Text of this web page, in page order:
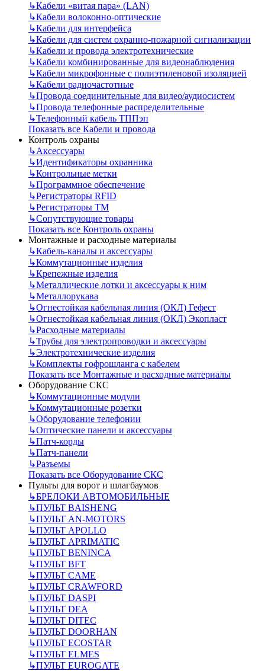
↳Кабели «витая пара» (LAN)
↳Кабели волоконно-оптические
↳Кабели для интерфейса
↳Кабели для систем охранно-пожарной сигнализации
↳Кабели и провода электротехнические
↳Кабели комбинированные для видеонаблюдения
↳Кабели микрофонные с полиэтиленовой изоляцией
↳Кабели радиочастотные
↳Провода соединительные для видео/аудиосистем
↳Провода телефонные распределительные
↳Телефонный кабель ТППэп
Показать все Кабели и провода
Контроль охраны
↳Аксессуары
↳Идентификаторы охранника
↳Контрольные метки
↳Программное обеспечение
↳Регистраторы RFID
↳Регистраторы ТМ
↳Сопутствующие товары
Показать все Контроль охраны
Монтажные и расходные материалы
↳Кабель-каналы и аксессуары
↳Коммутационные изделия
↳Крепежные изделия
↳Металлические лотки и аксессуары к ним
↳Металлорукава
↳Огнестойкая кабельная линия (ОКЛ) Гефест
↳Огнестойкая кабельная линия (ОКЛ) Экопласт
↳Расходные материалы
↳Трубы для электропроводки и аксессуары
↳Электротехнические изделия
↳Комплекты гофрошланга с кабелем
Показать все Монтажные и расходные материалы
Оборудование СКС
↳Коммутационные модули
↳Коммутационные розетки
↳Оборудование телефонии
↳Оптические панели и аксессуары
↳Патч-корды
↳Патч-панели
↳Разъемы
Показать все Оборудование СКС
Пульты для ворот и шлагбаумов
↳БРЕЛОКИ АВТОМОБИЛЬНЫЕ
↳ПУЛЬТ BAISHENG
↳ПУЛЬТ AN-MOTORS
↳ПУЛЬТ APOLLO
↳ПУЛЬТ APRIMATIC
↳ПУЛЬТ BENINCA
↳ПУЛЬТ BFT
↳ПУЛЬТ CAME
↳ПУЛЬТ CRAWFORD
↳ПУЛЬТ DASPI
↳ПУЛЬТ DEA
↳ПУЛЬТ DITEC
↳ПУЛЬТ DOORHAN
↳ПУЛЬТ ECOSTAR
↳ПУЛЬТ ELMES
↳ПУЛЬТ EUROGATE